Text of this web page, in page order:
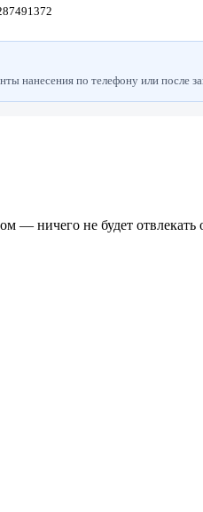
нанесения по телефону или после
— ничего не будет